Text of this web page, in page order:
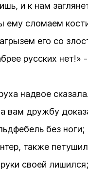
и к нам
ему сломаем
его со
русских нет!» -
надвое
вам дружбу
без ноги;
также
своей лишился;